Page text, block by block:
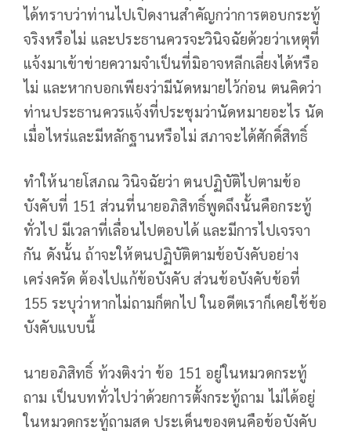
ได้ทราบว่าท่านไปเปิดงานสำคัญกว่าการตอบกระทู้
จริงหรือไม่ และประธานควรจะวินิจฉัยด้วยว่าเหตุที่
แจ้งมาเข้าข่ายความจำเป็นที่มิอาจหลีกเลี่ยงได้หรือ
ไม่ และหากบอกเพียงว่ามีนัดหมายไว้ก่อน ตนคิดว่า
ท่านประธานควรแจ้งที่ประชุมว่านัดหมายอะไร นัด
เมื่อไหร่และมีหลักฐานหรือไม่ สภาจะได้ศักดิ์สิทธิ์
ทำให้นายโสภณ วินิจฉัยว่า ตนปฏิบัติไปตามข้อ
บังคับที่ 151 ส่วนที่นายอภิสิทธิ์พูดถึงนั้นคือกระทู้
ทั่วไป มีเวลาที่เลื่อนไปตอบได้ และมีการไปเจรจา
กัน ดังนั้น ถ้าจะให้ตนปฏิบัติตามข้อบังคับอย่าง
เคร่งครัด ต้องไปแก้ข้อบังคับ ส่วนข้อบังคับข้อที่
155 ระบุว่าหากไม่ถามก็ตกไป ในอดีตเราก็เคยใช้ข้อ
บังคับแบบนี้
นายอภิสิทธิ์ ท้วงติงว่า ข้อ 151 อยู่ในหมวดกระทู้
ถาม เป็นบททั่วไปว่าด้วยการตั้งกระทู้ถาม ไม่ได้อยู่
ในหมวดกระทู้ถามสด ประเด็นของตนคือข้อบังคับ